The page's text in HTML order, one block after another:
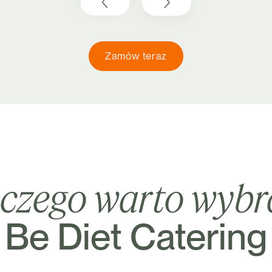
Zamów teraz
warto
Be Diet Catering